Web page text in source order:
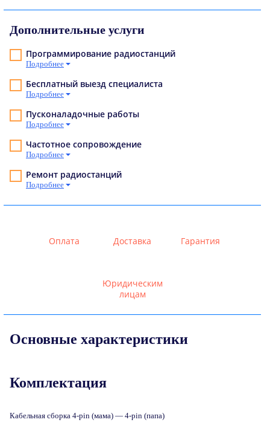
Дополнительные услуги
Программирование радиостанций
Подробнее
Бесплатный выезд специалиста
Подробнее
Пусконаладочные работы
Подробнее
Частотное сопровождение
Подробнее
Ремонт радиостанций
Подробнее
Оплата Доставка Гарантия
Юридическим
лицам
Основные характеристики
Комплектация
Кабельная сборка 4-pin (мама) — 4-pin (папа)